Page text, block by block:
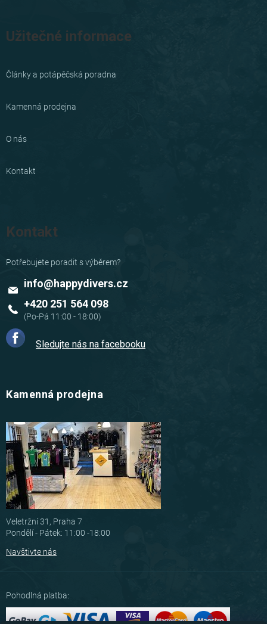
Užitečné informace
Články a potápěčská poradna
Kamenná prodejna
O nás
Kontakt
Kontakt
info@happydivers.cz
+420 251 564 098
Sledujte nás na facebooku
Kamenná prodejna
Veletržní 31, Praha 7
Pondělí - Pátek: 11:00 -18:00
Navštivte nás
Pohodlná platba: